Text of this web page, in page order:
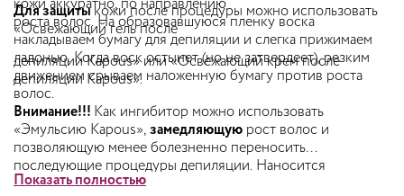
роста волос. На образовавшуюся пленку воска
накладываем бумагу для депиляции и слегка прижимаем
ладонью. Когда воск остынет (но не затвердеет), резким
движением срываем наложенную бумагу против роста
волос.
Для защитыкожи после процедуры можно использовать
«Освежающий гель после
депиляции Kapous» или «Освежающий крем после
депиляции Kapous».
Внимание!!! Как ингибитор можно использовать
«Эмульсию Kapous»,замедляющую рост волос и
позволяющую менее болезненно переносить
последующие процедуры депиляции. Наносится
непосредственно после депиляции.
Показать полностью